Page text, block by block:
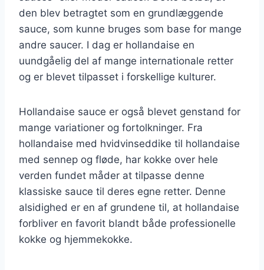
den blev betragtet som en grundlæggende
sauce, som kunne bruges som base for mange
andre saucer. I dag er hollandaise en
uundgåelig del af mange internationale retter
og er blevet tilpasset i forskellige kulturer.
Hollandaise sauce er også blevet genstand for
mange variationer og fortolkninger. Fra
hollandaise med hvidvinseddike til hollandaise
med sennep og fløde, har kokke over hele
verden fundet måder at tilpasse denne
klassiske sauce til deres egne retter. Denne
alsidighed er en af grundene til, at hollandaise
forbliver en favorit blandt både professionelle
kokke og hjemmekokke.